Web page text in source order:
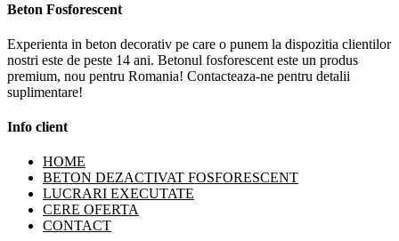
Beton Fosforescent
Experienta in beton decorativ pe care o punem la dispozitia clientilor
nostri este de peste 14 ani. Betonul fosforescent este un produs
premium, nou pentru Romania! Contacteaza-ne pentru detalii
suplimentare!
Info client
HOME
BETON DEZACTIVAT FOSFORESCENT
LUCRARI EXECUTATE
CERE OFERTA
CONTACT